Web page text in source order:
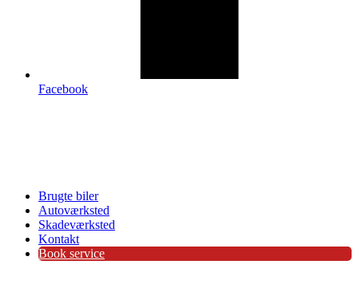
Facebook
Brugte biler
Autoværksted
Skadeværksted
Kontakt
Book service